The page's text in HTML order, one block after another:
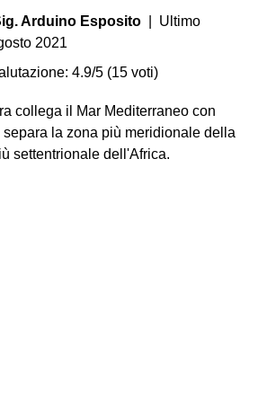
Arduino Esposito | Ultimo
2021
4.9/5 (15 voti)
collega il Mar Mediterraneo con
separa la zona più meridionale della
settentrionale dell'Africa.